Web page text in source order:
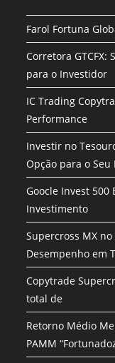
Farol Fortuna
Corretora GTCFX:
para o Investidor
IC Trading
Performance
Investir no
Opção para o
Goocle Invest 500
Investimento
Supercross MX
Desempenho em
Copytrade
total de
Retorno Médio
PAMM